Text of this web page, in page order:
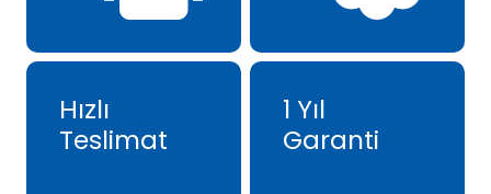
Hızlı
Teslimat
1 Yıl
Garanti